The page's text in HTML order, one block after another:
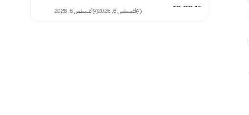
أغسطس 6, 2026 أغسطس 6, 2026